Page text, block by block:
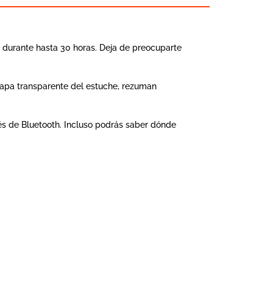
hasta 30 horas. Deja de preocuparte
transparente del estuche, rezuman
de Bluetooth. Incluso podrás saber dónde